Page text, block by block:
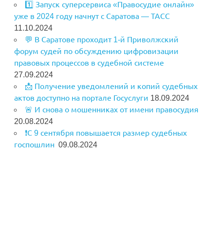
1️⃣ Запуск суперсервиса «Правосудие онлайн»
уже в 2024 году начнут с Саратова — ТАСС
11.10.2024
💬 В Саратове проходит 1-й Приволжский
форум судей по обсуждению цифровизации
правовых процессов в судебной системе
27.09.2024
📩 Получение уведомлений и копий судебных
актов доступно на портале Госуслуги 18.09.2024
🚨 И снова о мошенниках от имени правосудия
20.08.2024
❗️С 9 сентября повышается размер судебных
госпошлин 09.08.2024